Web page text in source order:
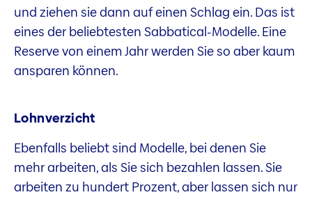
und ziehen sie dann auf einen Schlag ein. Das ist
eines der beliebtesten Sabbatical-Modelle. Eine
Reserve von einem Jahr werden Sie so aber kaum
ansparen können.
Lohnverzicht
Ebenfalls beliebt sind Modelle, bei denen Sie
mehr arbeiten, als Sie sich bezahlen lassen. Sie
arbeiten zu hundert Prozent, aber lassen sich nur